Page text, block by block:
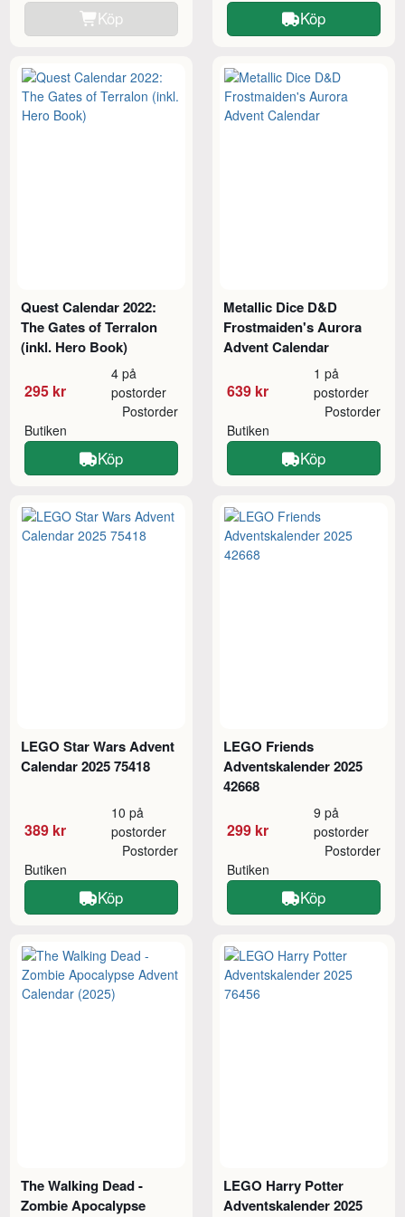
Köp Köp
Quest Calendar 2022:
The Gates of Terralon
(inkl. Hero Book)
295 kr
4 på
postorder
Butiken
Postorder
Köp
Metallic Dice D&D
Frostmaiden's Aurora
Advent Calendar
639 kr
1 på
postorder
Butiken
Postorder
Köp
LEGO Star Wars Advent
Calendar 2025 75418
389 kr
10 på
postorder
Butiken
Postorder
Köp
LEGO Friends
Adventskalender 2025
42668
299 kr
9 på
postorder
Butiken
Postorder
Köp
The Walking Dead -
Zombie Apocalypse
LEGO Harry Potter
Adventskalender 2025